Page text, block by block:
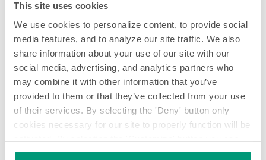
This site uses cookies
We use cookies to personalize content, to provide social
media features, and to analyze our site traffic. We also
share information about your use of our site with our
social media, advertising, and analytics partners who
may combine it with other information that you’ve
provided to them or that they’ve collected from your use
of their services. By selecting the 'Deny' button only
cookies necessary for our site to properly function will be
activated. By selecting the 'Customize' button you can
choose the individual categories of cookies you want to
Pièces usinées
Pièces usinées